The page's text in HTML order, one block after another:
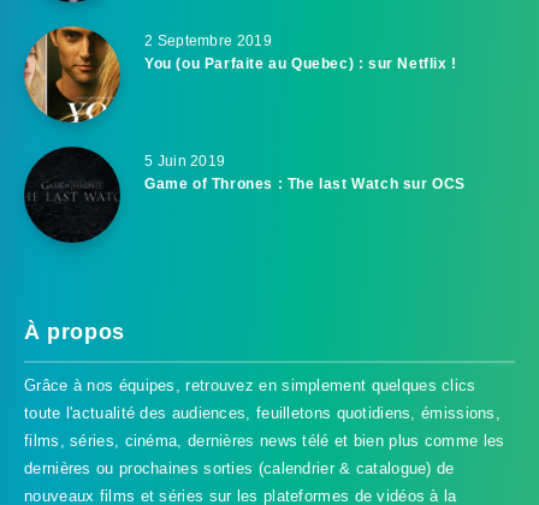
2 Septembre 2019
You (ou Parfaite au Quebec) : sur Netflix !
5 Juin 2019
Game of Thrones : The last Watch sur OCS
À propos
Grâce à nos équipes, retrouvez en simplement quelques clics
toute l'actualité des audiences, feuilletons quotidiens, émissions,
films, séries, cinéma, dernières news télé et bien plus comme les
dernières ou prochaines sorties (calendrier & catalogue) de
nouveaux films et séries sur les plateformes de vidéos à la